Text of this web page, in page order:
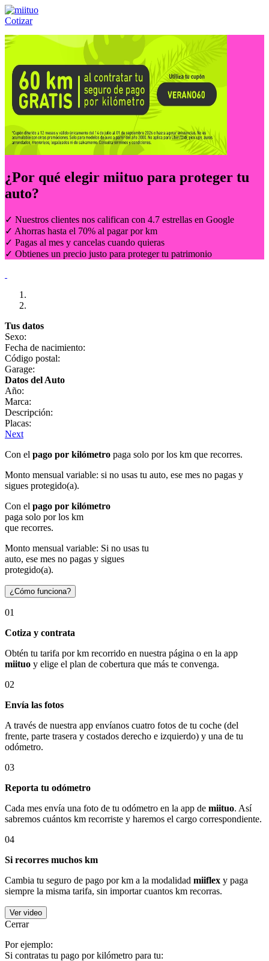
Cotizar
Llámanos al:(55) 84-21-05-00 ó
¿Por qué elegir miituo para proteger tu
auto?
✓ Nuestros clientes nos califican con 4.7 estrellas en Google
✓ Ahorras hasta el 70% al pagar por km
✓ Pagas al mes y cancelas cuando quieras
✓ Obtienes un precio justo para proteger tu patrimonio
Tus datos
Sexo:
Fecha de nacimiento:
Código postal:
Garage:
Datos del Auto
Año:
Marca:
Descripción:
Placas:
Next
Con el pago por kilómetro paga solo por los km que recorres.
Monto mensual variable: si no usas tu auto, ese mes no pagas y
sigues protegido(a).
Con el pago por kilómetro
paga solo por los km
que recorres.
Monto mensual variable: Si no usas tu
auto, ese mes no pagas y sigues
protegido(a).
¿Cómo funciona?
01
Cotiza y contrata
Obtén tu tarifa por km recorrido en nuestra página o en la app
miituo y elige el plan de cobertura que más te convenga.
02
Envía las fotos
A través de nuestra app envíanos cuatro fotos de tu coche (del
frente, parte trasera y costados derecho e izquierdo) y una de tu
odómetro.
03
Reporta tu odómetro
Cada mes envía una foto de tu odómetro en la app de miituo. Así
sabremos cuántos km recorriste y haremos el cargo correspondiente.
04
Si recorres muchos km
Cambia tu seguro de pago por km a la modalidad miiflex y paga
siempre la misma tarifa, sin importar cuantos km recorras.
Ver video
Cerrar
Por ejemplo:
Si contratas tu pago por kilómetro para tu: